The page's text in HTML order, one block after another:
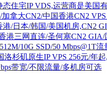
住宅IP VDS,运营商是美国
拿大CN2/中国香港CN2 VPS
/日本/韩国/美国机房,CN2
港三网直连/圣何塞CN2
10G SSD/50 Mbps@1T流
洛杉矶原生IP VPS 256元/年
带宽/不限流量/多机房可选